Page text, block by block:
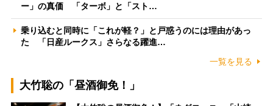
ー」の真価 「ターボ」と「スト…
乗り込むと同時に「これが軽？」と戸惑うのには理由があっ
た 「日産ルークス」さらなる躍進…
一覧を見る
大竹聡の「昼酒御免！」